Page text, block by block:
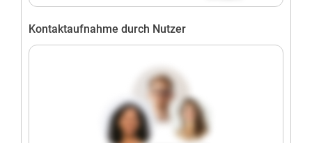
Kontaktaufnahme durch Nutzer